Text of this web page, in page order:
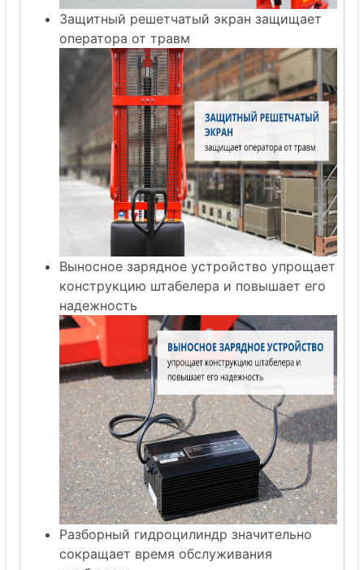
Защитный решетчатый экран защищает
оператора от травм
Выносное зарядное устройство упрощает
конструкцию штабелера и повышает его
надежность
Разборный гидроцилиндр значительно
сокращает время обслуживания